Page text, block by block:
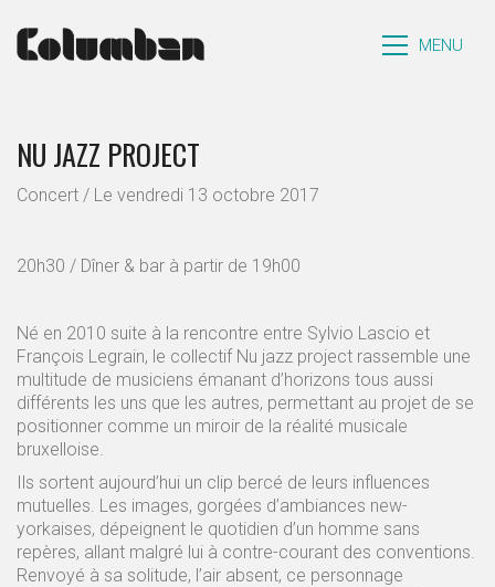
MENU
NU JAZZ PROJECT
Concert / Le vendredi 13 octobre 2017
20h30 / Dîner & bar à partir de 19h00
Né en 2010 suite à la rencontre entre Sylvio Lascio et
François Legrain, le collectif Nu jazz project rassemble une
multitude de musiciens émanant d’horizons tous aussi
différents les uns que les autres, permettant au projet de se
positionner comme un miroir de la réalité musicale
bruxelloise.
Ils sortent aujourd’hui un clip bercé de leurs influences
mutuelles. Les images, gorgées d’ambiances new-
yorkaises, dépeignent le quotidien d’un homme sans
repères, allant malgré lui à contre-courant des conventions.
Renvoyé à sa solitude, l’air absent, ce personnage